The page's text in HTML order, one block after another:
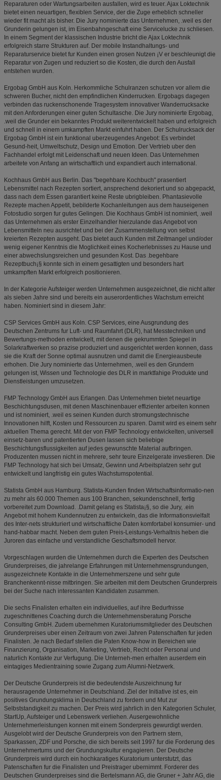
Reparaturen oder Wartungsarbeiten ausfallen, wird es teuer. Ajax Loktechnik
bietet einen neuartigen, flexiblen Service, der die Zuge erheblich schneller
wieder fit macht als bisher. Die Jury nominierte das Unternehmen, .weil es der
Grunderin gelungen ist, im Eisenbahngeschaft eine Servicelucke zu schliesen.
In einem Segment der klassischen Industrie bricht die Ajax Loktechnik
erfolgreich starre Strukturen auf. Der mobile Instandhaltungs- und
Reparaturservice bietet fur Kunden einen grosen Nutzen ¡V er beschleunigt die
Reparatur von Zugen und reduziert so die Kosten, die durch den Ausfall
entstehen wurden.
Ergobag GmbH aus Koln. Herkommliche Schulranzen schutzen vor allem die
schweren Bucher, nicht den empfindlichen Kinderrucken. Ergobags dagegen
verbinden das ruckenschonende Tragesystem innovativer Wanderrucksacke
mit den Anforderungen einer guten Schultasche. Die Jury nominierte Ergobag,
.weil die Grunder ein bekanntes Produkt weiterentwickelt haben und erfolgreich
und schnell in einem umkampften Markt einfuhrt haben. Der Schulrucksack der
Ergobag GmbH ist ein funktional uberzeugendes Angebot: Es verbindet
Gesund-heit, Umweltschutz, Design und Emotion. Der Vertrieb uber den
Fachhandel erfolgt mit Leidenschaft und neuen Ideen. Das Unternehmen
arbeitete von Anfang an wirtschaftlich und expandiert auch international.
Kochhaus GmbH aus Berlin. Das "begehbare Kochbuch" prasentiert
Lebensmittel nach Rezepten sortiert, ansprechend dekoriert und so abgepackt,
dass nach dem Essen garantiert keine Reste ubrigbleiben. Phantasievolle
Rezepte machen Appetit, bebilderte Kochanleitungen aus dem hauseigenen
Fotostudio sorgen fur gutes Gelingen. Die Kochhaus GmbH ist nominiert, .weil
das Unternehmen als erster Einzelhandler hierzulande das Angebot von
Lebensmitteln neu ausrichtet und bei der Zusammenstellung von selbst
kreierten Rezepten ausgeht. Das bietet auch Kunden mit Zeitmangel und/oder
wenig eigener Kenntnis die Moglichkeit eines Kocherlebnisses zu Hause und
einer abwechslungsreichen und gesunden Kost. Das .begehbare
Rezeptbuch¡§ konnte sich in einem gesattigten und besonders hart
umkampften Markt erfolgreich positionieren.
In der Kategorie Aufsteiger werden Unternehmen ausgezeichnet, die nicht alter
als sieben Jahre sind und bereits ein auserordentliches Wachstum erreicht
haben. Nominiert sind in diesem Jahr:
CSP Services GmbH aus Koln. CSP Services, eine Ausgrundung des
Deutschen Zentrums fur Luft- und Raumfahrt (DLR), hat Messtechniken und
Bewertungs-methoden entwickelt, mit denen die gekrummten Spiegel in
Solarkraftwerken so prazise produziert und ausgerichtet werden konnen, dass
sie die Kraft der Sonne optimal ausnutzen und damit die Energieausbeute
erhohen. Die Jury nominierte das Unternehmen, .weil es den Grundern
gelungen ist, Wissen und Technologie des DLR in marktfahige Produkte und
Dienstleistungen umzusetzen.
FMP Technology GmbH aus Erlangen. Das Unternehmen bietet neuartige
Beschichtungsdusen, mit denen Maschinenbauer effizienter arbeiten konnen
und ist nominiert, .weil es seinen Kunden durch stromungstechnische
Innovationen hilft, Kosten und Ressourcen zu sparen. Damit wird es einem sehr
aktuellen Thema gerecht. Mit der von FMP Technology entwickelten, universell
einsetz-baren und patentierten Dusen lassen sich beliebige
Beschichtungsflussigkeiten auf jedes gewunschte Material aufbringen.
Produzenten mussen nicht in mehrere, sehr teure Einzelgerate investieren. Die
FMP Technology hat sich bei Umsatz, Gewinn und Arbeitsplatzen sehr gut
entwickelt und langfristig ein gutes Wachstumspotential.
Statista GmbH aus Hamburg. Statista-Kunden finden Wirtschaftsinformatio-nen
zu mehr als 60.000 Themen aus 100 Branchen, sekundenschnell, fertig
vorbereitet zum Download. .Damit gelang es Statista¡§, so die Jury, .ein
Angebot mit hohem Kundennutzen zu entwickeln, das die Informationsvielfalt
des Inter-nets strukturiert und wirtschaftliche Daten komfortabel konsumier- und
hand-habbar macht. Neben dem guten Preis-Leistungs-Verhaltnis heben die
Juroren das einfache und verstandliche Geschaftsmodell hervor.
Vorgeschlagen wurden die Unternehmen durch die Experten des Deutschen
Grunderpreises, die jahrelange Erfahrungen mit Unternehmensgrundungen,
ausgezeichnete Kontakte in die Unternehmerszene und sehr gute
Branchenkennt-nisse mitbringen. Sie arbeiten mit dem Deutschen Grunderpreis
bei der Suche nach interessanten Kandidaten zusammen.
Die sechs Finalisten erhalten ein individuelles, auf ihre Bedurfnisse
zugeschnittenes Coaching durch die Unternehmensberatung Porsche
Consulting GmbH. Zudem ubernehmen Kuratoriumsmitglieder des Deutschen
Grunderpreises uber einen Zeitraum von zwei Jahren Patenschaften fur jeden
Finalisten. Je nach Bedarf stellen die Paten Know-how in Bereichen wie
Finanzierung, Organisation, Marketing, Vertrieb, Recht oder Personal und
naturlich Kontakte zur Verfugung. Die Unterneh-men erhalten auserdem ein
eintagiges Medientraining sowie Zugang zum Alumni-Netzwerk.
Der Deutsche Grunderpreis ist die bedeutendste Auszeichnung fur
herausragende Unternehmer in Deutschland. Ziel der Initiative ist es, ein
positives Grundungsklima in Deutschland zu fordern und Mut zur
Selbststandigkeit zu machen. Der Preis wird jahrlich in den Kategorien Schuler,
StartUp, Aufsteiger und Lebenswerk verliehen. Ausergewohnliche
Unternehmerleistungen konnen mit einem Sonderpreis gewurdigt werden.
Ausgelobt wird der Deutsche Grunderpreis von den Partnern stern,
Sparkassen, ZDF und Porsche, die sich bereits seit 1997 fur die Forderung des
Unternehmertums und der Grundungskultur engagieren. Der Deutsche
Grunderpreis wird durch ein hochkaratiges Kuratorium unterstutzt, das
Patenschaften fur die Finalisten und Preistrager ubernimmt. Forderer des
Deutschen Grunderpreises sind die Bertelsmann AG, die Gruner + Jahr AG, die